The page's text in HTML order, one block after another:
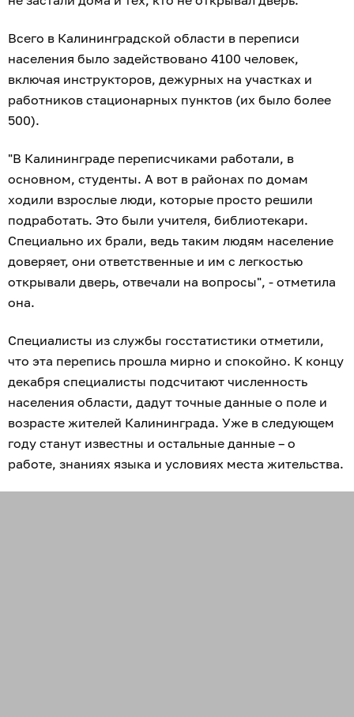
Всего в Калининградской области в переписи
населения было задействовано 4100 человек,
включая инструкторов, дежурных на участках и
работников стационарных пунктов (их было более
500).
"В Калининграде переписчиками работали, в
основном, студенты. А вот в районах по домам
ходили взрослые люди, которые просто решили
подработать. Это были учителя, библиотекари.
Специально их брали, ведь таким людям население
доверяет, они ответственные и им с легкостью
открывали дверь, отвечали на вопросы", - отметила
она.
Специалисты из службы госстатистики отметили,
что эта перепись прошла мирно и спокойно. К концу
декабря специалисты подсчитают численность
населения области, дадут точные данные о поле и
возрасте жителей Калининграда. Уже в следующем
году станут известны и остальные данные – о
работе, знаниях языка и условиях места жительства.